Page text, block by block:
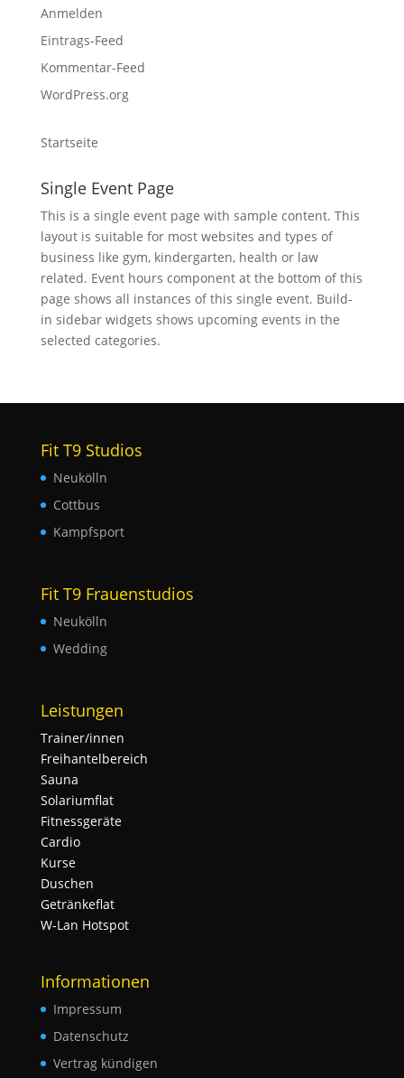
Anmelden
Eintrags-Feed
Kommentar-Feed
WordPress.org
Startseite
Single Event Page
This is a single event page with sample content. This
layout is suitable for most websites and types of
business like gym, kindergarten, health or law
related. Event hours component at the bottom of this
page shows all instances of this single event. Build-
in sidebar widgets shows upcoming events in the
selected categories.
Fit T9 Studios
Neukölln
Cottbus
Kampfsport
Fit T9 Frauenstudios
Neukölln
Wedding
Leistungen
Trainer/innen
Freihantelbereich
Sauna
Solariumflat
Fitnessgeräte
Cardio
Kurse
Duschen
Getränkeflat
W-Lan Hotspot
Informationen
Impressum
Datenschutz
Vertrag kündigen